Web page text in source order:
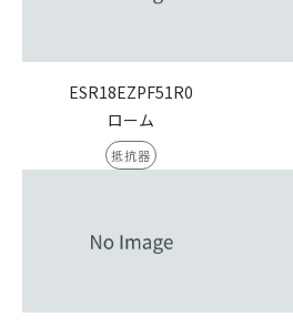
ESR18EZPF51R0
ローム
抵抗器